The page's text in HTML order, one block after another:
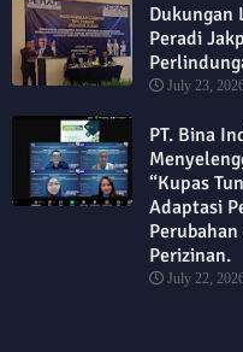
Dukungan
Peradi
July 23,
PT. Bina
“Kupas
Adaptasi
Perizinan.
July 22,